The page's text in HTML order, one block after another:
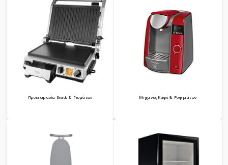
Προετοιμασία Snack & Γευμάτων Μηχανές Καφέ & Ροφημάτων